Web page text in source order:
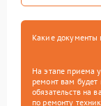
Какие документы
На этапе приема
ремонт вам будет
обязательств на
по ремонту